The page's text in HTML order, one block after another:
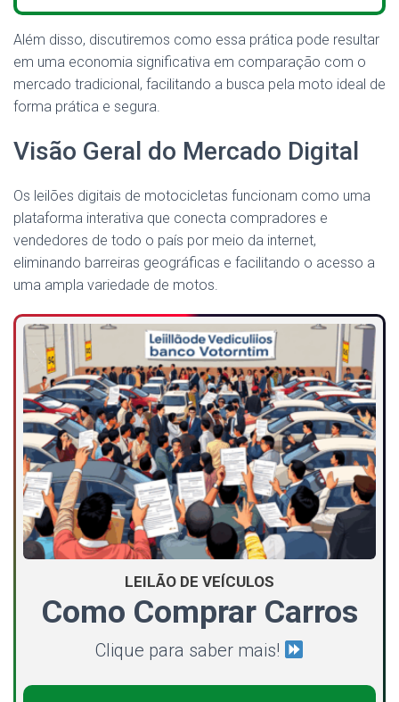
Além disso, discutiremos como essa prática pode resultar
em uma economia significativa em comparação com o
mercado tradicional, facilitando a busca pela moto ideal de
forma prática e segura.
Visão Geral do Mercado Digital
Os leilões digitais de motocicletas funcionam como uma
plataforma interativa que conecta compradores e
vendedores de todo o país por meio da internet,
eliminando barreiras geográficas e facilitando o acesso a
uma ampla variedade de motos.
LEILÃO DE VEÍCULOS
Como Comprar Carros
Clique para saber mais!